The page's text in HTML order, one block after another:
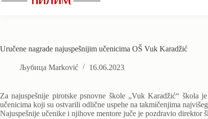
Uručene nagrade najuspešnijim učenicima OŠ Vuk Karadžić
Љубица Marković 16.06.2023
Za najuspešnije pirotske psnovne škole „Vuk Karadžić“ škola
učenicima koji su ostvarili odlične uspehe na takmičenjima
Najuspešnije učenike i njihove mentore juče je pozdravio direktor